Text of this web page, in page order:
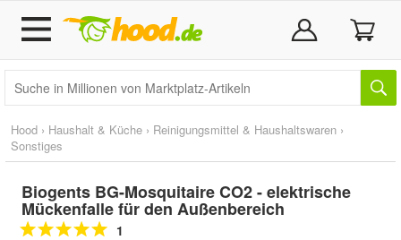
Hood › Haushalt & Küche › Reinigungsmittel & Haushaltswaren ›
Sonstiges
Biogents BG-Mosquitaire CO2 - elektrische
Mückenfalle für den Außenbereich
1